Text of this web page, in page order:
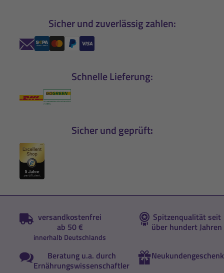
Sicher und zuverlässig zahlen:
Schnelle Lieferung:
Sicher und geprüft:
versandkostenfrei
ab 50 €
innerhalb Deutschlands
Spitzenqualität seit
über hundert Jahren
Beratung u.a. durch
Ernährungswissenschaftler
Neukundengeschenk